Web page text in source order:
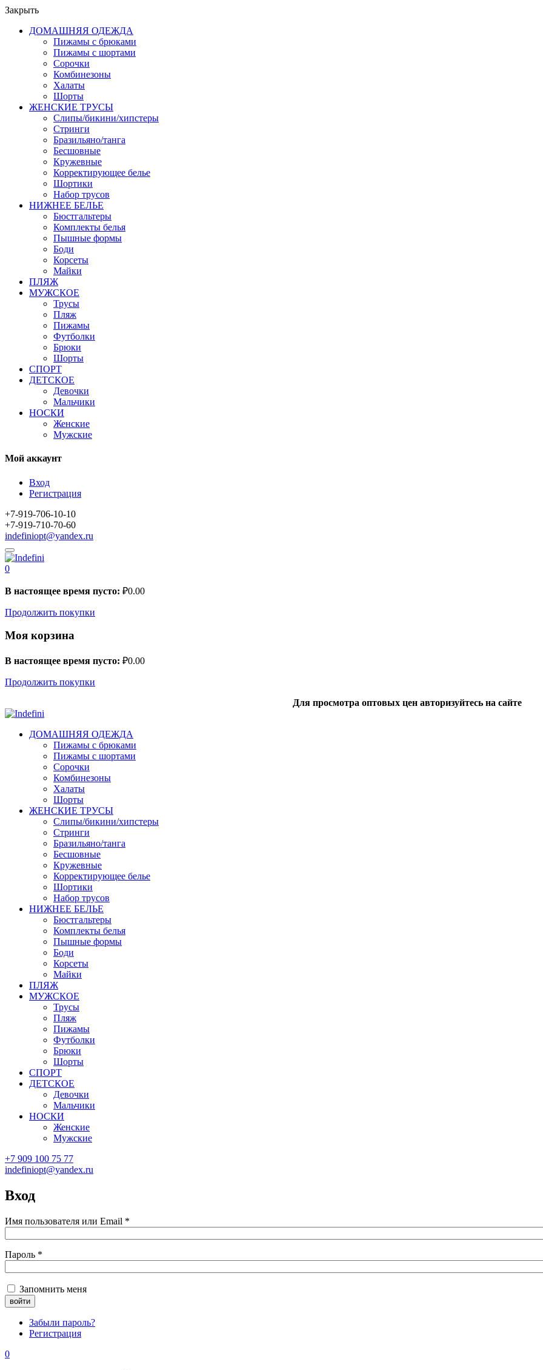
Закрыть
ДОМАШНЯЯ ОДЕЖДА
Пижамы с брюками
Пижамы с шортами
Сорочки
Комбинезоны
Халаты
Шорты
ЖЕНСКИЕ ТРУСЫ
Слипы/бикини/хипстеры
Стринги
Бразильяно/танга
Бесшовные
Кружевные
Корректирующее белье
Шортики
Набор трусов
НИЖНЕЕ БЕЛЬЕ
Бюстгальтеры
Комплекты белья
Пышные формы
Боди
Корсеты
Майки
ПЛЯЖ
МУЖСКОЕ
Трусы
Пляж
Пижамы
Футболки
Брюки
Шорты
СПОРТ
ДЕТСКОЕ
Девочки
Мальчики
НОСКИ
Женские
Мужские
Мой аккаунт
Вход
Регистрация
+7-919-706-10-10
+7-919-710-70-60
indefiniopt@yandex.ru
0
В настоящее время пусто: ₽0.00
Продолжить покупки
Моя корзина
В настоящее время пусто: ₽0.00
Продолжить покупки
Для просмотра оптовых цен авторизуйтесь на сайте
ДОМАШНЯЯ ОДЕЖДА
Пижамы с брюками
Пижамы с шортами
Сорочки
Комбинезоны
Халаты
Шорты
ЖЕНСКИЕ ТРУСЫ
Слипы/бикини/хипстеры
Стринги
Бразильяно/танга
Бесшовные
Кружевные
Корректирующее белье
Шортики
Набор трусов
НИЖНЕЕ БЕЛЬЕ
Бюстгальтеры
Комплекты белья
Пышные формы
Боди
Корсеты
Майки
ПЛЯЖ
МУЖСКОЕ
Трусы
Пляж
Пижамы
Футболки
Брюки
Шорты
СПОРТ
ДЕТСКОЕ
Девочки
Мальчики
НОСКИ
Женские
Мужские
+7 909 100 75 77
indefiniopt@yandex.ru
Вход
Имя пользователя или Email *
Пароль *
Запомнить меня
Забыли пароль?
Регистрация
0